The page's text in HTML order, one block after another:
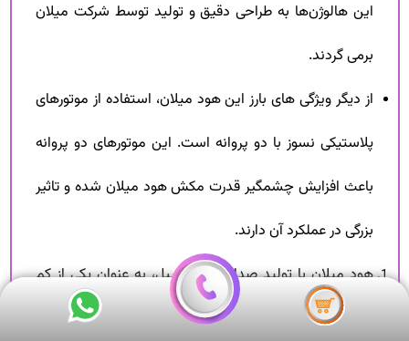
این هالوژن‌ها به طراحی دقیق و تولید توسط شرکت میلان
برمی گردند.
از دیگر ویژگی های بارز این هود‌ میلان، استفاده از موتورهای
پلاستیکی نسوز با دو پروانه است. این موتورهای دو پروانه
باعث افزایش چشمگیر قدرت مکش هود میلان شده و تاثیر
بزرگی در عملکرد آن دارند.
هود میلان با تولید صدای 59 دسیبل، به عنوان یکی از کم
صدا ترین هودهای موجود در بازار شناخته می شود. این